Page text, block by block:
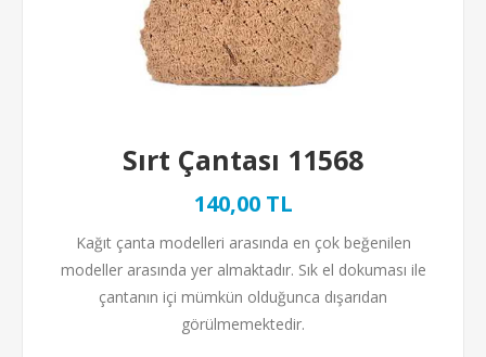
Sırt Çantası 11568
140,00 TL
Kağıt çanta modelleri arasında en çok beğenilen
modeller arasında yer almaktadır. Sık el dokuması ile
çantanın içi mümkün olduğunca dışarıdan
görülmemektedir.